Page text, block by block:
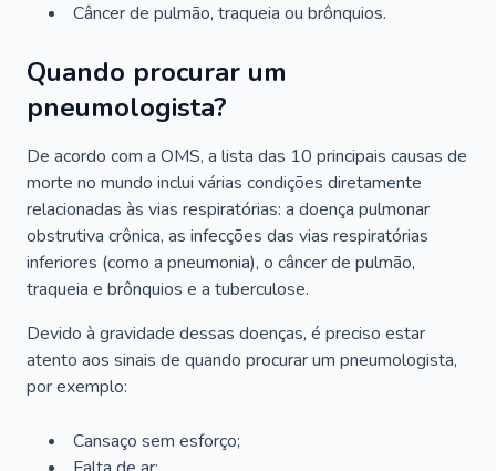
Câncer de pulmão, traqueia ou brônquios.
Quando procurar um
pneumologista?
De acordo com a OMS, a lista das 10 principais causas de
morte no mundo inclui várias condições diretamente
relacionadas às vias respiratórias: a doença pulmonar
obstrutiva crônica, as infecções das vias respiratórias
inferiores (como a pneumonia), o câncer de pulmão,
traqueia e brônquios e a tuberculose.
Devido à gravidade dessas doenças, é preciso estar
atento aos sinais de quando procurar um pneumologista,
por exemplo:
Cansaço sem esforço;